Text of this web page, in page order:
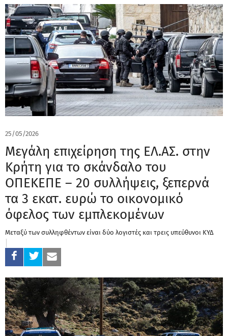
25/05/2026
Μεγάλη επιχείρηση της ΕΛ.ΑΣ. στην
Κρήτη για το σκάνδαλο του
ΟΠΕΚΕΠΕ – 20 συλλήψεις, ξεπερνά
τα 3 εκατ. ευρώ το οικονομικό
όφελος των εμπλεκομένων
Μεταξύ των συλληφθέντων είναι δύο λογιστές και τρεις υπεύθυνοι ΚΥΔ